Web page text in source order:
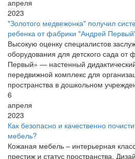
апреля
2023
"Золотого медвежонка" получил
ребенка от фабрики "Андрей
Высокую оценку специалистов
оборудования для детского сада от
Первый» — настенный
передвижной комплекс для
пространства в дошкольном
6
апреля
2023
Как безопасно и качественно
мебель?
Кожаная мебель – интерьерная
престиж и статус пространства.